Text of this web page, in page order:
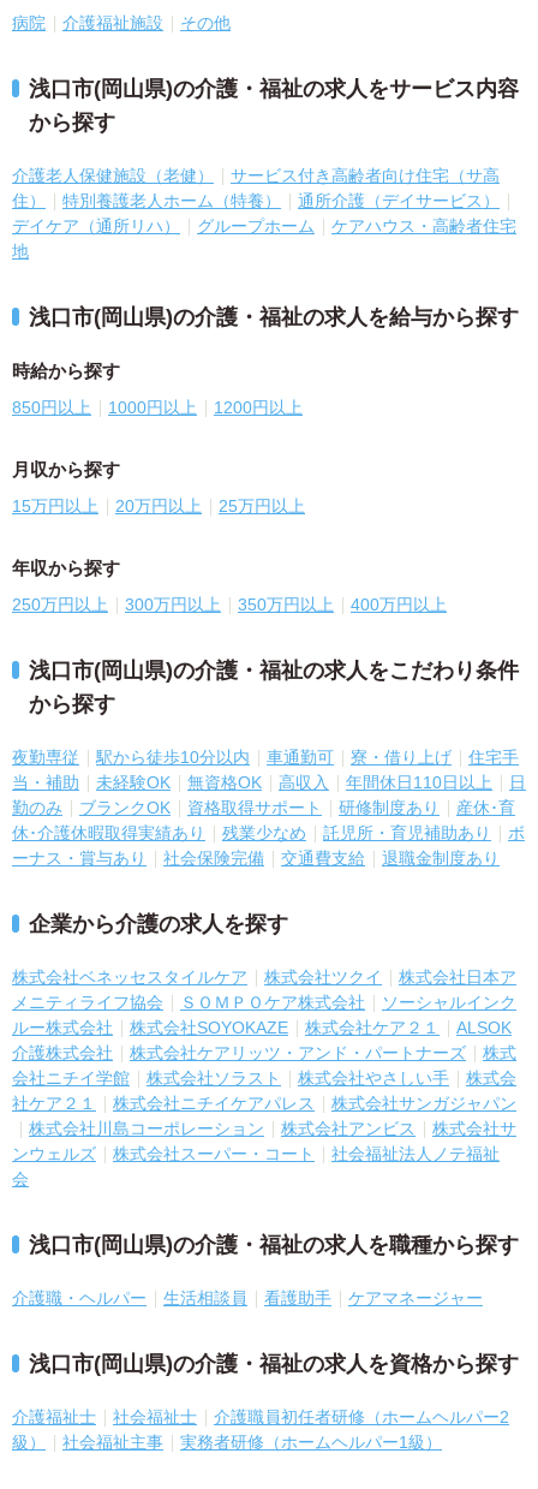
病院 介護福祉施設 その他
浅口市(岡山県)の介護・福祉の求人をサービス内容
から探す
介護老人保健施設（老健）
サービス付き高齢者向け住宅（サ高
住）
特別養護老人ホーム（特養）
通所介護（デイサービス）
デイケア（通所リハ）
グループホーム
ケアハウス・高齢者住宅
地
浅口市(岡山県)の介護・福祉の求人を給与から探す
時給から探す
850円以上 1000円以上 1200円以上
月収から探す
15万円以上 20万円以上 25万円以上
年収から探す
250万円以上 300万円以上 350万円以上 400万円以上
浅口市(岡山県)の介護・福祉の求人をこだわり条件
から探す
夜勤専従 駅から徒歩10分以内 車通勤可 寮・借り上げ
住宅手
当・補助
未経験OK 無資格OK 高収入 年間休日110日以上
日
勤のみ
ブランクOK 資格取得サポート 研修制度あり
産休･育
休･介護休暇取得実績あり
残業少なめ 託児所・育児補助あり
ボ
ーナス・賞与あり
社会保険完備 交通費支給 退職金制度あり
企業から介護の求人を探す
株式会社ベネッセスタイルケア 株式会社ツクイ
株式会社日本ア
メニティライフ協会
ＳＯＭＰＯケア株式会社
ソーシャルインク
ルー株式会社
株式会社SOYOKAZE 株式会社ケア２１
ALSOK
介護株式会社
株式会社ケアリッツ・アンド・パートナーズ
株式
会社ニチイ学館
株式会社ソラスト 株式会社やさしい手
株式会
社ケア２１
株式会社ニチイケアパレス
株式会社サンガジャパン
株式会社川島コーポレーション
株式会社アンビス
株式会社サ
ンウェルズ
株式会社スーパー・コート
社会福祉法人ノテ福祉
会
浅口市(岡山県)の介護・福祉の求人を職種から探す
介護職・ヘルパー 生活相談員 看護助手 ケアマネージャー
浅口市(岡山県)の介護・福祉の求人を資格から探す
介護福祉士 社会福祉士
介護職員初任者研修（ホームヘルパー2
級）
社会福祉主事 実務者研修（ホームヘルパー1級）